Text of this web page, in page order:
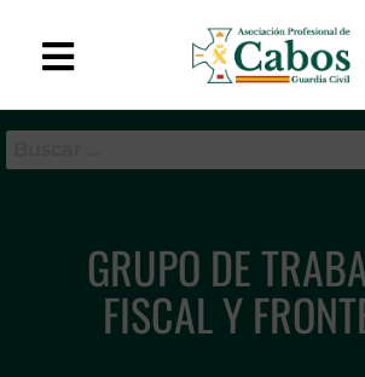
APC-GC
de Cabos
GRUPO DE
FISCAL Y